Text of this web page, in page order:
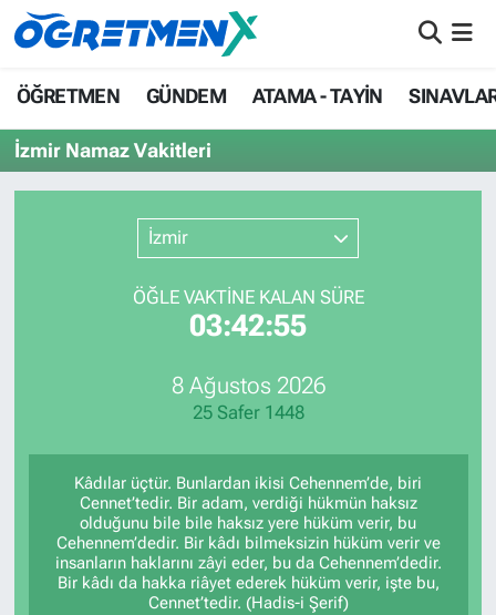
ÖĞRETMEN GÜNDEM ATAMA - TAYİN
İzmir Namaz Vakitleri
İzmir
ÖĞLE VAKTİNE KALAN SÜRE
03:42:55
8 Ağustos 2026
25 Safer 1448
Kâdılar üçtür. Bunlardan ikisi Cehennem’de, biri
Cennet’tedir. Bir adam, verdiği hükmün haksız
olduğunu bile bile haksız yere hüküm verir, bu
Cehennem’dedir. Bir kâdı bilmeksizin hüküm verir ve
insanların haklarını zâyi eder, bu da Cehennem’dedir.
Bir kâdı da hakka riâyet ederek hüküm verir, işte bu,
Cennet’tedir. (Hadis-i Şerif)
ÖĞRETMEN
GÜNDEM
ATAMA - TAYİN
SINAVLAR
HAYATIN İÇİNDEN
İstanbul Nöbetçi Eczaneler
İstanbul Hava Durumu
İstanbul Namaz Vakitleri
İstanbul Trafik Yoğunluk Haritası
Süper Lig Puan Durumu ve Fikstür
Son Dakika Haberleri
Haber Arşivi